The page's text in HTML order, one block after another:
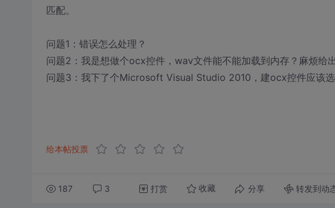
匹配。
问题1：错误怎么处理？
问题2：我是想做个ocx控件，wav文件能不能加载到内存？麻烦给
问题3：我下了个Microsoft Visual Studio 2010，建ocx控件应该选
给本帖投票
187 3 打赏 收藏 分享 转发到动